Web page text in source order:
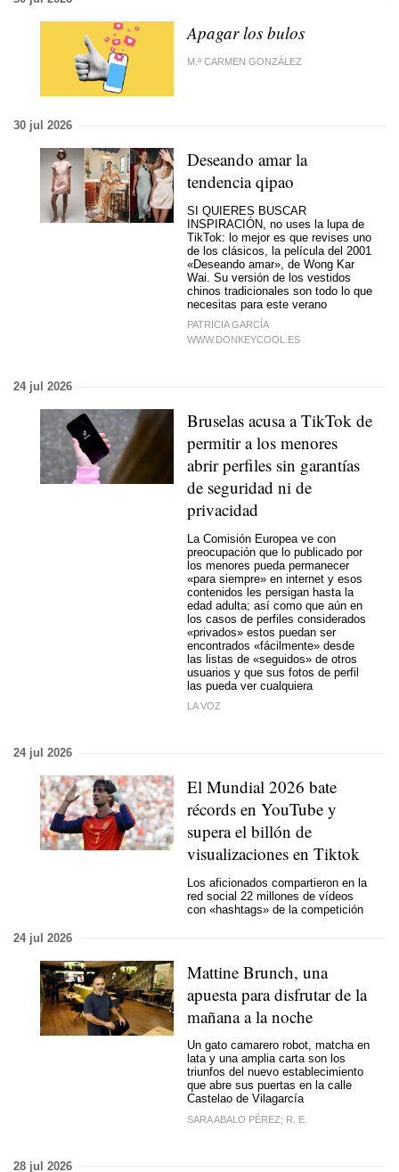
Apagar los bulos
M.ª CARMEN GONZÁLEZ
30 jul 2026
Deseando amar la
tendencia qipao
SI QUIERES BUSCAR
INSPIRACIÓN, no uses la lupa de
TikTok: lo mejor es que revises uno
de los clásicos, la película del 2001
«Deseando amar», de Wong Kar
Wai. Su versión de los vestidos
chinos tradicionales son todo lo que
necesitas para este verano
PATRICIA GARCÍA
WWW.DONKEYCOOL.ES
24 jul 2026
Bruselas acusa a TikTok de
permitir a los menores
abrir perfiles sin garantías
de seguridad ni de
privacidad
La Comisión Europea ve con
preocupación que lo publicado por
los menores pueda permanecer
«para siempre» en internet y esos
contenidos les persigan hasta la
edad adulta; así como que aún en
los casos de perfiles considerados
«privados» estos puedan ser
encontrados «fácilmente» desde
las listas de «seguidos» de otros
usuarios y que sus fotos de perfil
las pueda ver cualquiera
LA VOZ
24 jul 2026
El Mundial 2026 bate
récords en YouTube y
supera el billón de
visualizaciones en Tiktok
Los aficionados compartieron en la
red social 22 millones de vídeos
con «hashtags» de la competición
24 jul 2026
Mattine Brunch, una
apuesta para disfrutar de la
mañana a la noche
Un gato camarero robot, matcha en
lata y una amplia carta son los
triunfos del nuevo establecimiento
que abre sus puertas en la calle
Castelao de Vilagarcía
SARA ABALO PÉREZ; R. E.
28 jul 2026